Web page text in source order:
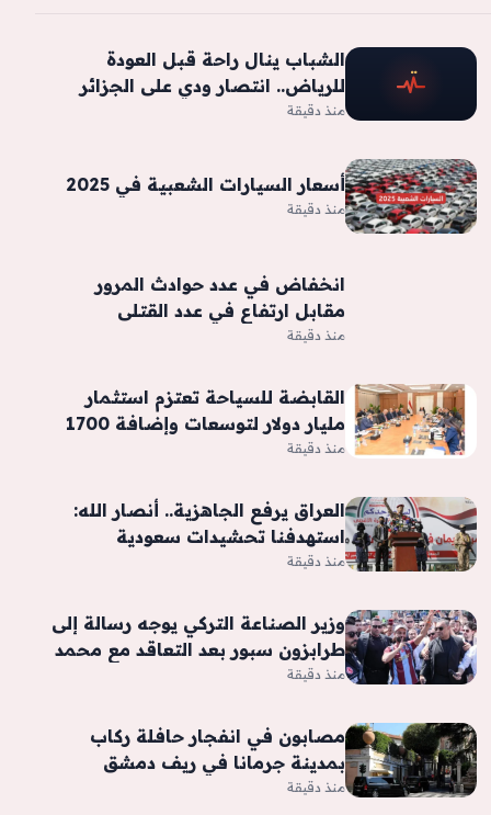
الشباب ينال راحة قبل العودة
للرياض.. انتصار ودي على الجزائر
منذ دقيقة
أسعار السيارات الشعبية في 2025
منذ دقيقة
انخفاض في عدد حوادث المرور
مقابل ارتفاع في عدد القتلى
منذ دقيقة
القابضة للسياحة تعتزم استثمار
مليار دولار لتوسعات وإضافة 1700
غرفة فندقية جديدة -جريدة المال
منذ دقيقة
العراق يرفع الجاهزية.. أنصار الله:
استهدفنا تحشيدات سعودية
بصواريخ ومسيّرات
منذ دقيقة
وزير الصناعة التركي يوجه رسالة إلى
طرابزون سبور بعد التعاقد مع محمد
صلاح «فيديو»
منذ دقيقة
مصابون في انفجار حافلة ركاب
بمدينة جرمانا في ريف دمشق
منذ دقيقة